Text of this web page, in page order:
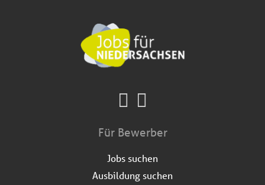
Für Bewerber
Jobs suchen
Ausbildung suchen